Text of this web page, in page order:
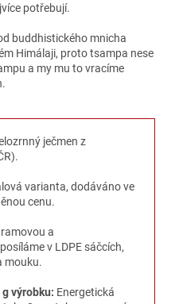
potřebují.
buddhistického mnicha
Himálaji, proto tsampa nese
a my mu to vracíme
ječmen z
varianta, dodáváno ve
cenu.
a
v LDPE sáčcích,
mouku.
výrobku: Energetická